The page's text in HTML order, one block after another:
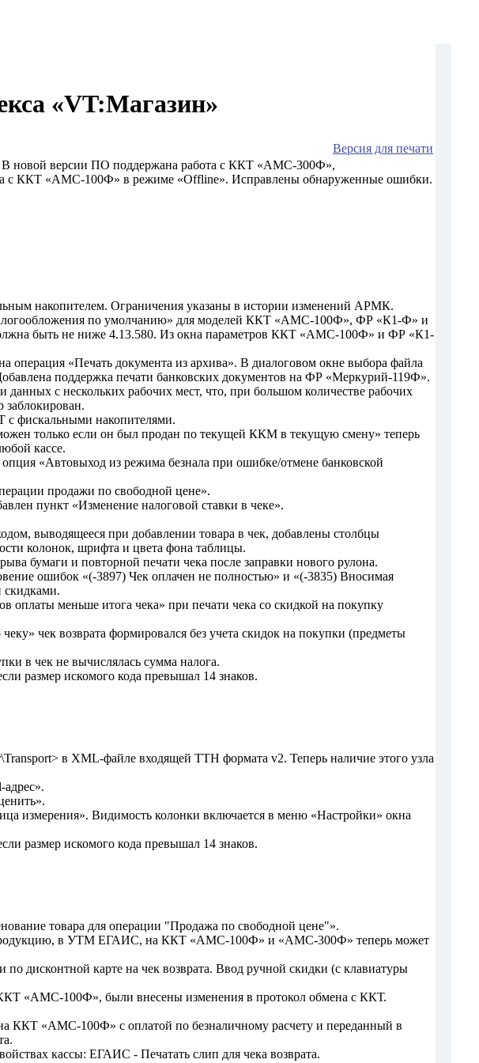
«VT:Магазин»
Версия для печати
В новой версии ПО поддержана работа с ККТ «АМС-300Ф»,
с ККТ «АМС-100Ф» в режиме «Offline». Исправлены обнаруженные ошибки.
накопителем. Ограничения указаны в истории изменений АРМК.
по умолчанию» для моделей ККТ «АМС-100Ф», ФР «К1-Ф» и
быть не ниже 4.13.580. Из окна параметров ККТ «АМС-100Ф» и ФР «К1-
«Печать документа из архива». В диалоговом окне выбора файла
поддержка печати банковских документов на ФР «Меркурий-119Ф».
с нескольких рабочих мест, что, при большом количестве рабочих
заблокирован.
с фискальными накопителями.
только если он был продан по текущей ККМ в текущую смену» теперь
кассе.
«Автовыход из режима безнала при ошибке/отмене банковской
продажи по свободной цене».
пункт «Изменение налоговой ставки в чеке».
выводящееся при добавлении товара в чек, добавлены столбцы
колонок, шрифта и цвета фона таблицы.
бумаги и повторной печати чека после заправки нового рулона.
ошибок «(-3897) Чек оплачен не полностью» и «(-3835) Вносимая
скидками.
меньше итога чека» при печати чека со скидкой на покупку
чек возврата формировался без учета скидок на покупки (предметы
в чек не вычислялась сумма налога.
размер искомого кода превышал 14 знаков.
в XML-файле входящей ТТН формата v2. Теперь наличие этого узла
измерения». Видимость колонки включается в меню «Настройки» окна
размер искомого кода превышал 14 знаков.
товара для операции "Продажа по свободной цене"».
продукцию, в УТМ ЕГАИС, на ККТ «АМС-100Ф» и «АМС-300Ф» теперь может
дисконтной карте на чек возврата. Ввод ручной скидки (с клавиатуры
«АМС-100Ф», были внесены изменения в протокол обмена с ККТ.
ККТ «АМС-100Ф» с оплатой по безналичному расчету и переданный в
кассы: ЕГАИС - Печатать слип для чека возврата.